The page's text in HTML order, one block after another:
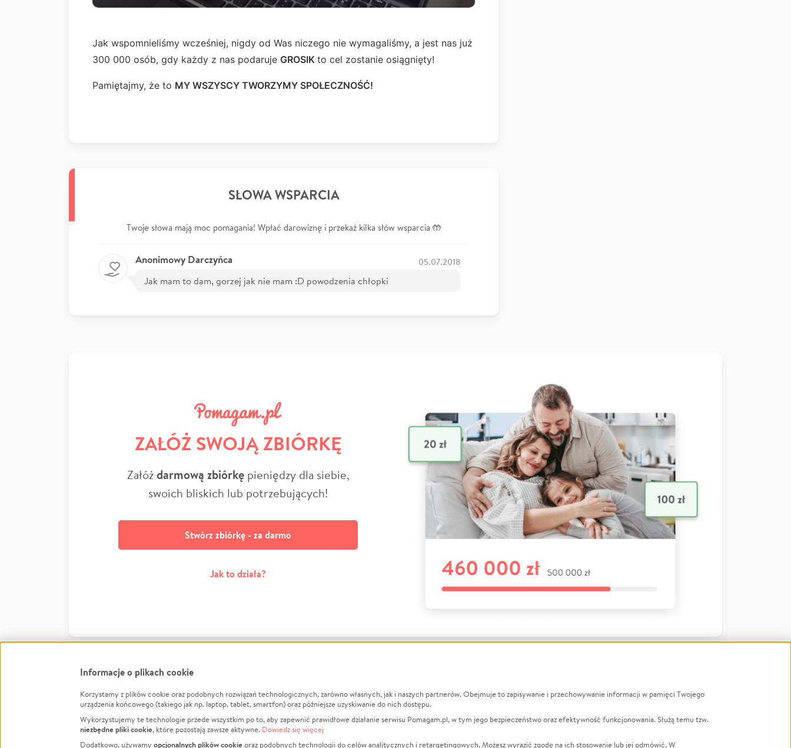
Jak wspomnieliśmy wcześniej, nigdy od Was niczego nie wymagaliśmy, a jest nas już
300 000 osób, gdy każdy z nas podaruje GROSIK to cel zostanie osiągnięty!
Pamiętajmy, że to MY WSZYSCY TWORZYMY SPOŁECZNOŚĆ!
SŁOWA WSPARCIA
Twoje słowa mają moc pomagania! Wpłać darowiznę i przekaż kilka słów wsparcia 🤲
Anonimowy Darczyńca 05.07.2018
Jak mam to dam, gorzej jak nie mam :D powodzenia chłopki
ZAŁÓŻ SWOJĄ ZBIÓRKĘ
Załóżdarmową zbiórkępieniędzy dla siebie,
swoich bliskich lub potrzebujących!
Stwórz zbiórkę - za darmo
Jak to działa?
FacebookTwitter Instagram
Informacje
Jak to działa?
Regulamin
O nas
Raporty
Zbieraj na
Leczenie
Zwierzęta
LGBTQ+
Powódź
Informacje o plikach cookie
Korzystamy z plików cookie oraz podobnych rozwiązań technologicznych, zarówno własnych, jak i naszych partnerów. Obejmuje to zapisywanie i przechowywanie informacji w pamięci Twojego
urządzenia końcowego (takiego jak np. laptop, tablet, smartfon) oraz późniejsze uzyskiwanie do nich dostępu.
Wykorzystujemy te technologie przede wszystkim po to, aby zapewnić prawidłowe działanie serwisu Pomagam.pl, w tym jego bezpieczeństwo oraz efektywność funkcjonowania. Służą temu tzw.
niezbędne pliki cookie, które pozostają zawsze aktywne. Dowiedz się więcej
Dodatkowo, używamy opcjonalnych plików cookieoraz podobnych technologii do celów analitycznych i retargetingowych. Możesz wyrazić zgodę na ich stosowanie lub jej odmówić. W